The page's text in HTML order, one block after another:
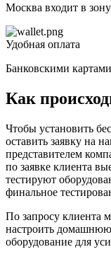
Москва входит в
Удобная оплата
Банковскими
Как
Чтобы установить
оставить заявку на
представителем
по заявке клиента
тестируют
финальное
По запросу клиента
настроить домашнюю
оборудование для